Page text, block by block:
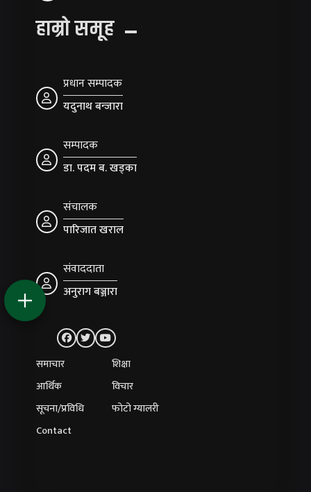
हाम्रो समूह
प्रधान सम्पादक
यदुनाथ बन्जारा
सम्पादक
डा. पदम ब. खड्का
संचालक
पारिजात खराल
संवाददाता
अनुराग बञ्जारा
समाचार
शिक्षा
आर्थिक
विचार
सूचना/प्रविधि
फोटो ग्यालरी
Contact